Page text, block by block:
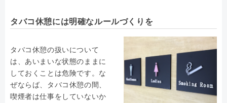
タバコ休憩には明確なルールづくりを
タバコ休憩の扱いについて
は、あいまいな状態のままに
しておくことは危険です。な
ぜならば、タバコ休憩の間、
喫煙者は仕事をしていないか